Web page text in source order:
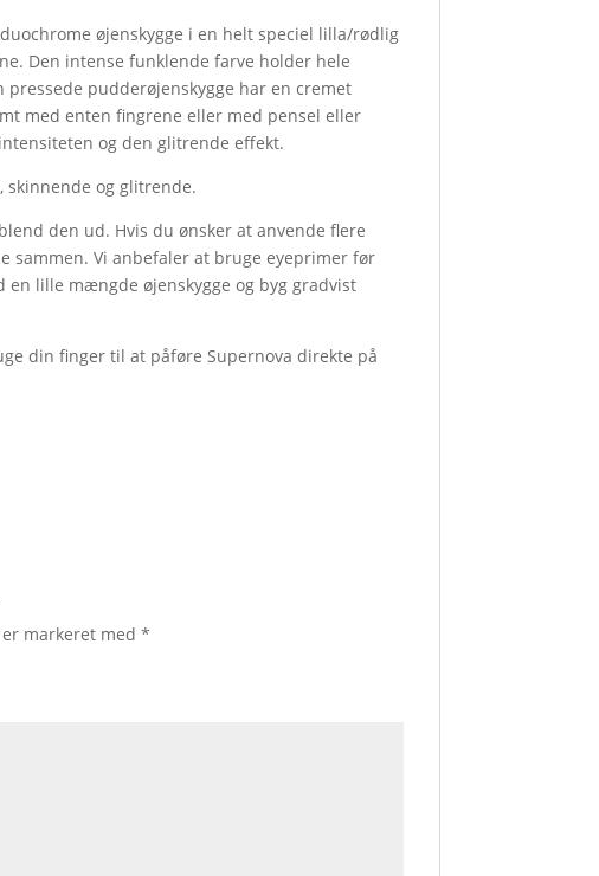
øjenskygge i en helt speciel lilla/rødlig
Den intense funklende farve holder hele
pudderøjenskygge har en cremet
med enten fingrene eller med pensel eller
og den glitrende effekt.
skinnende og glitrende.
den ud. Hvis du ønsker at anvende flere
sammen. Vi anbefaler at bruge eyeprimer før
lille mængde øjenskygge og byg gradvist
din finger til at påføre Supernova direkte på
markeret med *